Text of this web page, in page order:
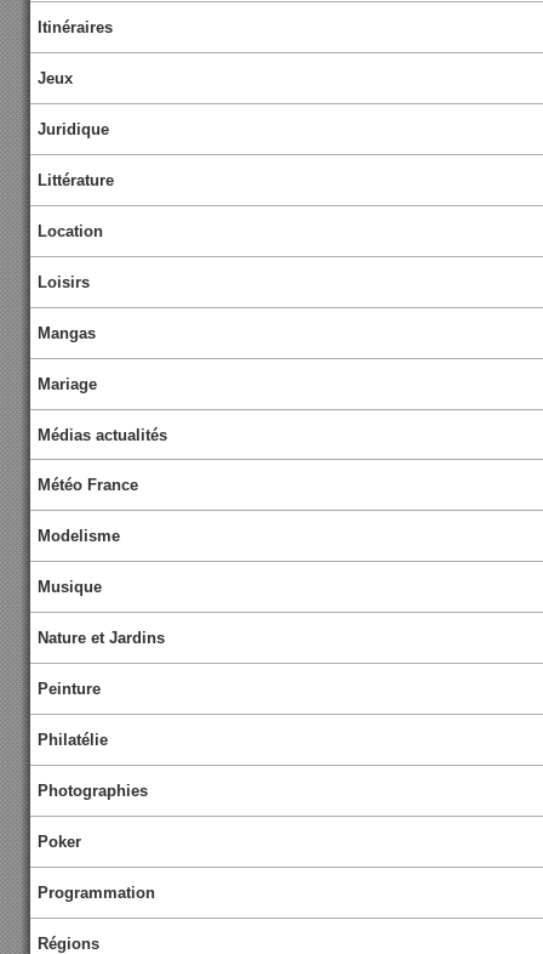
Itinéraires
Jeux
Juridique
Littérature
Location
Loisirs
Mangas
Mariage
Médias actualités
Météo France
Modelisme
Musique
Nature et Jardins
Peinture
Philatélie
Photographies
Poker
Programmation
Régions